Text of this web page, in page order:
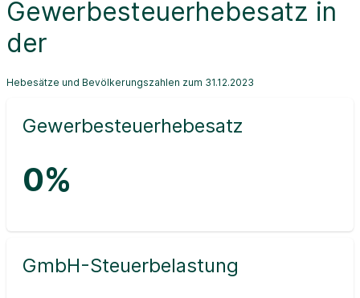
Gewerbesteuerhebesatz in
der
Hebesätze und Bevölkerungszahlen zum 31.12.2023
Gewerbesteuerhebesatz
0%
GmbH-Steuerbelastung